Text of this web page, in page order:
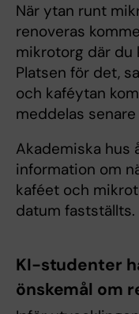
När ytan runt
renoveras
mikrotorg där du
Platsen för det,
och kaféytan
meddelas
Akademiska hus
information om
kaféet och
datum fastställts.
KI-studenter
önskemål om